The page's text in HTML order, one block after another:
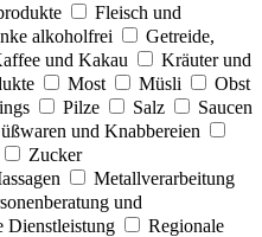
Fleisch und
alkoholfrei
Getreide,
und Kakau
Kräuter und
Most Müsli
Obst
Pilze Salz
Saucen
und Knabbereien
Zucker
Metallverarbeitung
und
Dienstleistung
Regionale